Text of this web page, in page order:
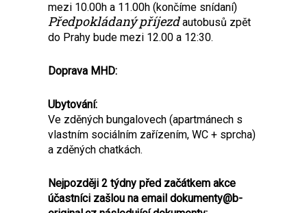
mezi 10.00h a 11.00h (končíme snídaní)
Předpokládaný příjezdautobusů zpět
do Prahy bude mezi 12.00 a 12:30.
Doprava MHD:
Ubytování:
Ve zděných bungalovech (apartmánech s
vlastním sociálním zařízením, WC + sprcha)
a zděných chatkách.
Nejpozději 2 týdny před začátkem akce
účastníci zašlou na email dokumenty@b-